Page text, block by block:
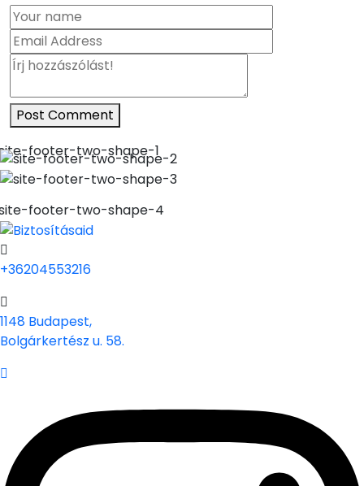
Post Comment
+36204553216
1148 Budapest,
Bolgárkertész u. 58.